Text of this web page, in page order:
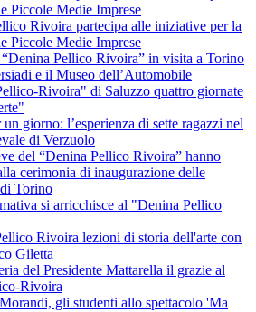
Piccole Medie Imprese
Rivoira partecipa alle iniziative per la
Piccole Medie Imprese
Pellico Rivoira” in visita a Torino
e il Museo dell’Automobile
Rivoira" di Saluzzo quattro giornate
giorno: l’esperienza di sette ragazzi nel
di Verzuolo
del “Denina Pellico Rivoira” hanno
cerimonia di inaugurazione delle
Torino
si arricchisce al "Denina Pellico
Rivoira lezioni di storia dell'arte con
Giletta
del Presidente Mattarella il grazie al
Rivoira
gli studenti allo spettacolo 'Ma